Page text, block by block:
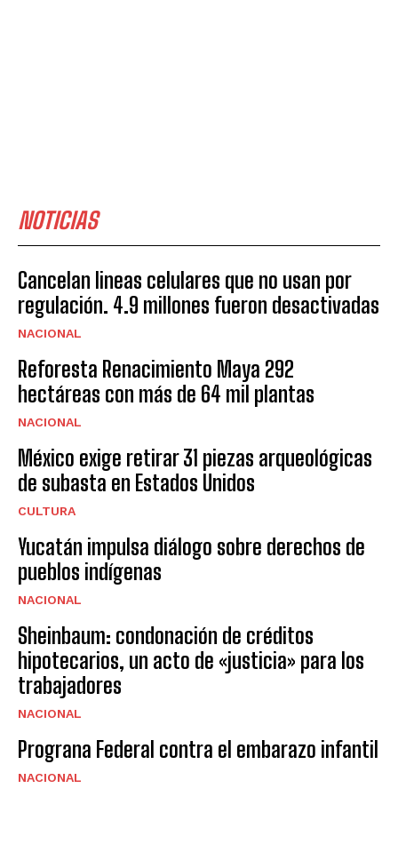
NOTICIAS
Cancelan lineas celulares que no usan por
regulación. 4.9 millones fueron desactivadas
NACIONAL
Reforesta Renacimiento Maya 292
hectáreas con más de 64 mil plantas
NACIONAL
México exige retirar 31 piezas arqueológicas
de subasta en Estados Unidos
CULTURA
Yucatán impulsa diálogo sobre derechos de
pueblos indígenas
NACIONAL
Sheinbaum: condonación de créditos
hipotecarios, un acto de «justicia» para los
trabajadores
NACIONAL
Prograna Federal contra el embarazo infantil
NACIONAL